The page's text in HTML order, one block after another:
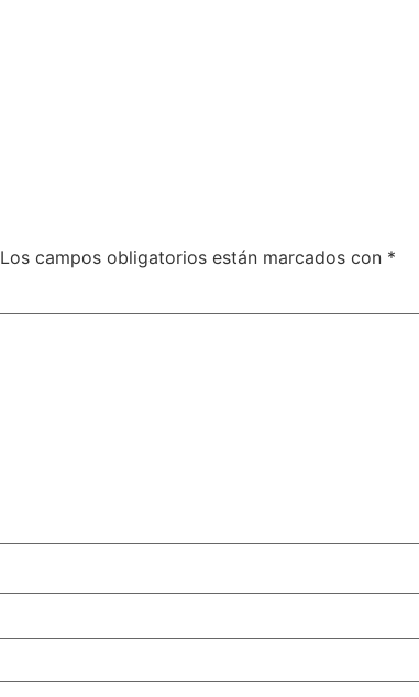
Los campos obligatorios están marcados con *